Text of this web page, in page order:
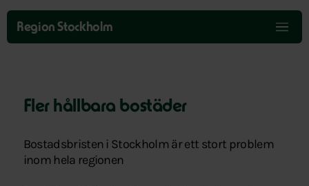
Hoppa
över
menyn
Region Stockholm
Fler hållbara bostäder
Bostadsbristen i Stockholm är ett stort problem
inom hela regionen